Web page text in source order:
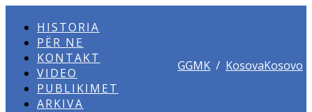
HISTORIA
PËR NE
KONTAKT
VIDEO
PUBLIKIMET
ARKIVA
GGMK / KosovaKosovo